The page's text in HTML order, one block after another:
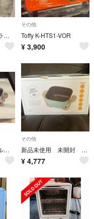
新品★Toffy エアフライヤーミニ K-HAF1
その他
Toffy K-HTS1-VOR
¥ 3,900
Toffy コンパクトマルチ電気鍋 ASH WHITE K-HP3-AW
その他
新品未使用 未開封 Toffy コンパクトマルチ電気鍋
¥ 4,777